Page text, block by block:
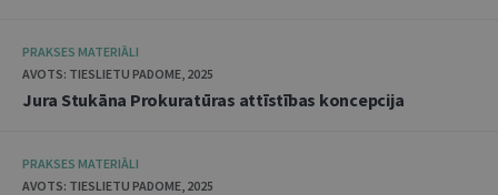
PRAKSES MATERIĀLI
AVOTS: TIESLIETU PADOME, 2025
Jura Stukāna Prokuratūras attīstības koncepcija
PRAKSES MATERIĀLI
AVOTS: TIESLIETU PADOME, 2025